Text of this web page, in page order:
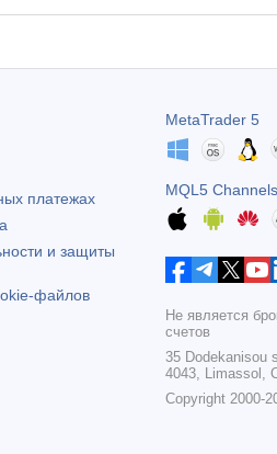
платежах
и защиты
файлов
MetaTrader 5
MQL5 Channels
Не является
счетов
35 Dodekanisou
4043, Limassol,
Copyright 2000-